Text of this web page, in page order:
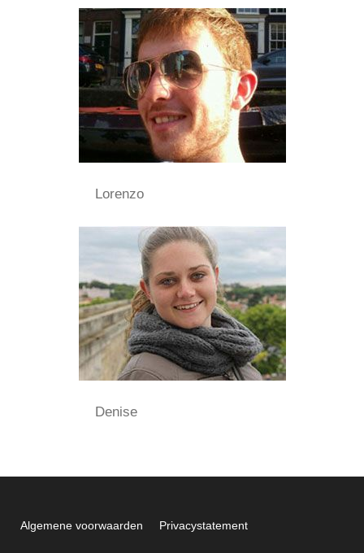
Lorenzo
Denise
Algemene voorwaarden Privacystatement